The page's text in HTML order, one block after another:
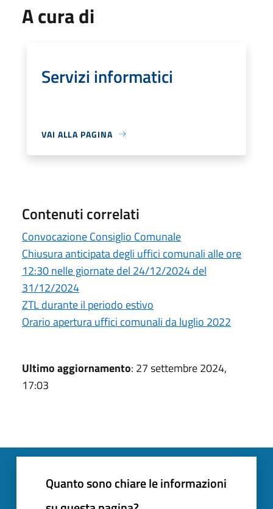
A cura di
Servizi informatici
VAI ALLA PAGINA
Contenuti correlati
Convocazione Consiglio Comunale
Chiusura anticipata degli uffici comunali alle ore
12:30 nelle giornate del 24/12/2024 del
31/12/2024
ZTL durante il periodo estivo
Orario apertura uffici comunali da luglio 2022
Ultimo aggiornamento: 27 settembre 2024,
17:03
Quanto sono chiare le informazioni